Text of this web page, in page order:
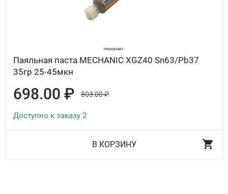
Паяльная паста MECHANIC XGZ40 Sn63/Pb37
35гр 25-45мкн
698.00 ₽ 803.00 ₽
Доступно к заказу 2
В КОРЗИНУ